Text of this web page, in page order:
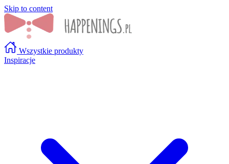
Skip to content
Wszystkie produkty
Inspiracje